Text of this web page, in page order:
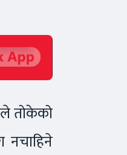
तोकेको
नचाहिने